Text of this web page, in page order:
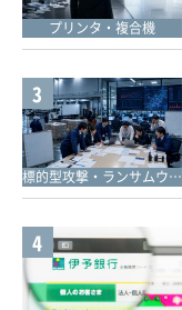
プリンタ・複合機
3
標的型攻撃・ランサムウェア対策
4